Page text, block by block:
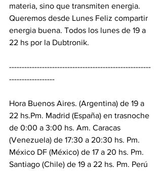
materia, sino que transmiten energia.
Queremos desde Lunes Feliz compartir
energia buena. Todos los lunes de 19 a
22 hs por la Dubtronik.
--------------------------------------------------------
------------------
Hora Buenos Aires. (Argentina) de 19 a
22 hs.Pm. Madrid (España) en trasnoche
de 0:00 a 3:00 hs. Am. Caracas
(Venezuela) de 17:30 a 20:30 hs. Pm.
México DF (México) de 17 a 20 hs. Pm.
Santiago (Chile) de 19 a 22 hs. Pm. Perú